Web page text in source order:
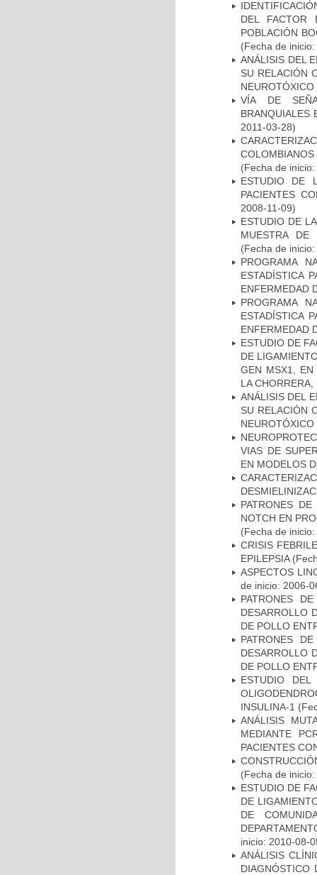
DEL FACTOR
POBLACIÓN
(Fecha de
ANÁLISIS DEL
SU RELACIÓN
NEUROTÓXICO
VÍA DE
BRANQUIALES
2011-03-28)
(Fecha de
ESTUDIO DE
PACIENTES
2008-11-09)
ESTUDIO DE
MUESTRA DE
(Fecha de
PROGRAMA
ESTADÍSTICA
ENFERMEDAD
PROGRAMA
ESTADÍSTICA
ENFERMEDAD
ESTUDIO DE
DE
GEN MSX1, EN
LA
ANÁLISIS DEL
SU RELACIÓN
NEUROTÓXICO
VIAS DE
EN MODELOS
PATRONES
NOTCH EN
(Fecha de
CRISIS
EPILEPSIA
ASPECTOS
de inicio: 2006-
PATRONES
DESARROLLO
DE POLLO
PATRONES
DESARROLLO
DE POLLO
ESTUDIO
INSULINA-1
ANÁLISIS
MEDIANTE
PACIENTES
(Fecha de
ESTUDIO DE
DE
DE
inicio: 2010-08-
ANÁLISIS
DIAGNÓSTICO